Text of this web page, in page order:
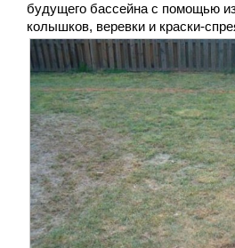
будущего бассейна с помощью
колышков, веревки и краски-